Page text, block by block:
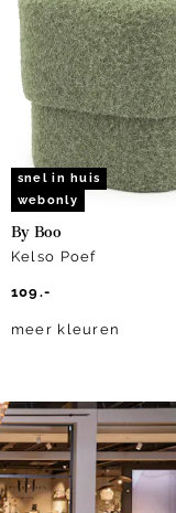
snel in huis
webonly
By Boo
Kelso Poef
109.-
meer kleuren